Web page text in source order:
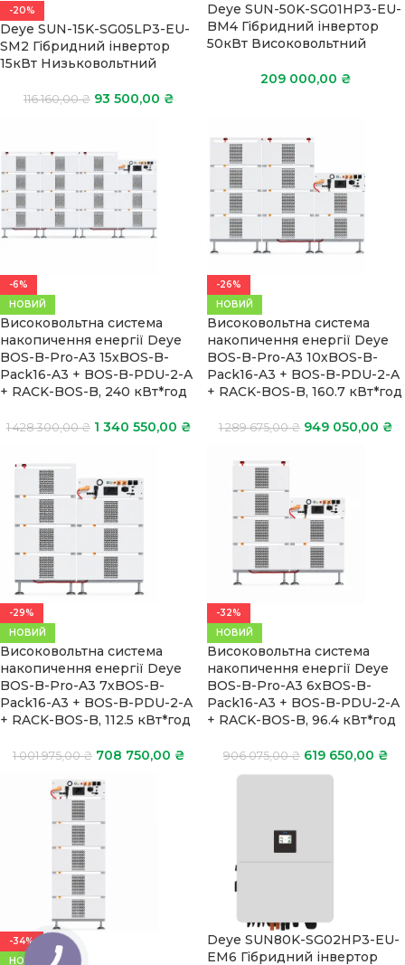
-20%
Deye SUN-15K-SG05LP3-EU-
SM2 Гібридний інвертор
15кВт Низьковольтний
116 160,00₴ 93 500,00 ₴
Deye SUN-50K-SG01HP3-EU-
BM4 Гібридний інвертор
50кВт Високовольтний
209 000,00 ₴
-6%
НОВИЙ
Високовольтна система
накопичення енергії Deye
BOS-B-Pro-A3 15хBOS-B-
Pack16-A3 + BOS-B-PDU-2-A
+ RACK-BOS-B, 240 кВт*год
1 428 300,00₴ 1 340 550,00 ₴
-26%
НОВИЙ
Високовольтна система
накопичення енергії Deye
BOS-B-Pro-A3 10хBOS-B-
Pack16-A3 + BOS-B-PDU-2-A
+ RACK-BOS-B, 160.7 кВт*год
1 289 675,00₴ 949 050,00 ₴
-29%
НОВИЙ
Високовольтна система
накопичення енергії Deye
BOS-B-Pro-A3 7хBOS-B-
Pack16-A3 + BOS-B-PDU-2-A
+ RACK-BOS-B, 112.5 кВт*год
1 001 975,00₴ 708 750,00 ₴
-32%
НОВИЙ
Високовольтна система
накопичення енергії Deye
BOS-B-Pro-A3 6хBOS-B-
Pack16-A3 + BOS-B-PDU-2-A
+ RACK-BOS-B, 96.4 кВт*год
906 075,00₴ 619 650,00 ₴
-34%
НОВИЙ
Deye SUN80K-SG02HP3-EU-
ЕМ6 Гібридний інвертор
КНОПКА